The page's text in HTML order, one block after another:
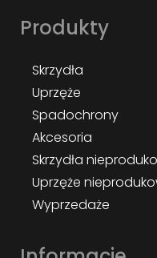
Produkty
Skrzydła
Uprzęże
Spadochrony
Akcesoria
Skrzydła
Uprzęże
Wyprzedaże